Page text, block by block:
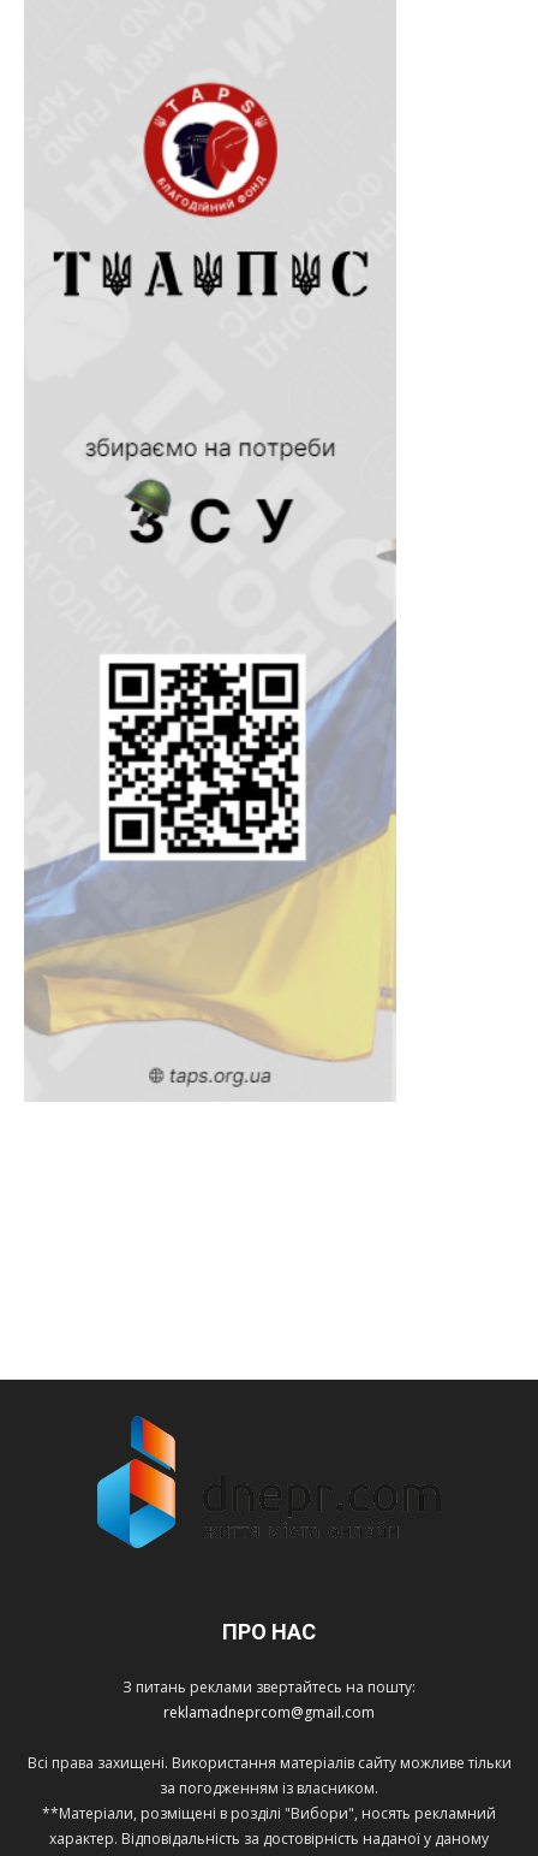
ПРО НАС
З питань реклами звертайтесь на пошту:
reklamadneprcom@gmail.com
Всі права захищені. Використання матеріалів сайту можливе тільки
за погодженням із власником.
**Матеріали, розміщені в розділі "Вибори", носять рекламний
характер. Відповідальність за достовірність наданої у даному